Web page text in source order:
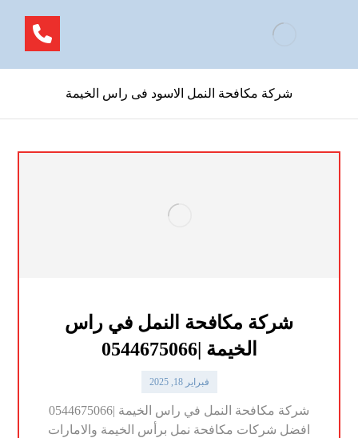
شركة مكافحة النمل الاسود فى راس الخيمة
شركة مكافحة النمل في راس
الخيمة |0544675066
فبراير 18, 2025
شركة مكافحة النمل في راس الخيمة |0544675066
افضل شركات مكافحة نمل برأس الخيمة والامارات